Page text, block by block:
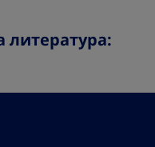
литература: